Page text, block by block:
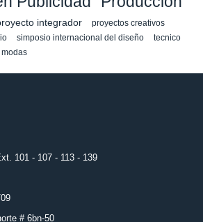
integrador proyectos creativos
simposio internacional del diseño
tecnico
101 - 107 - 113 - 139
# 6bn-50